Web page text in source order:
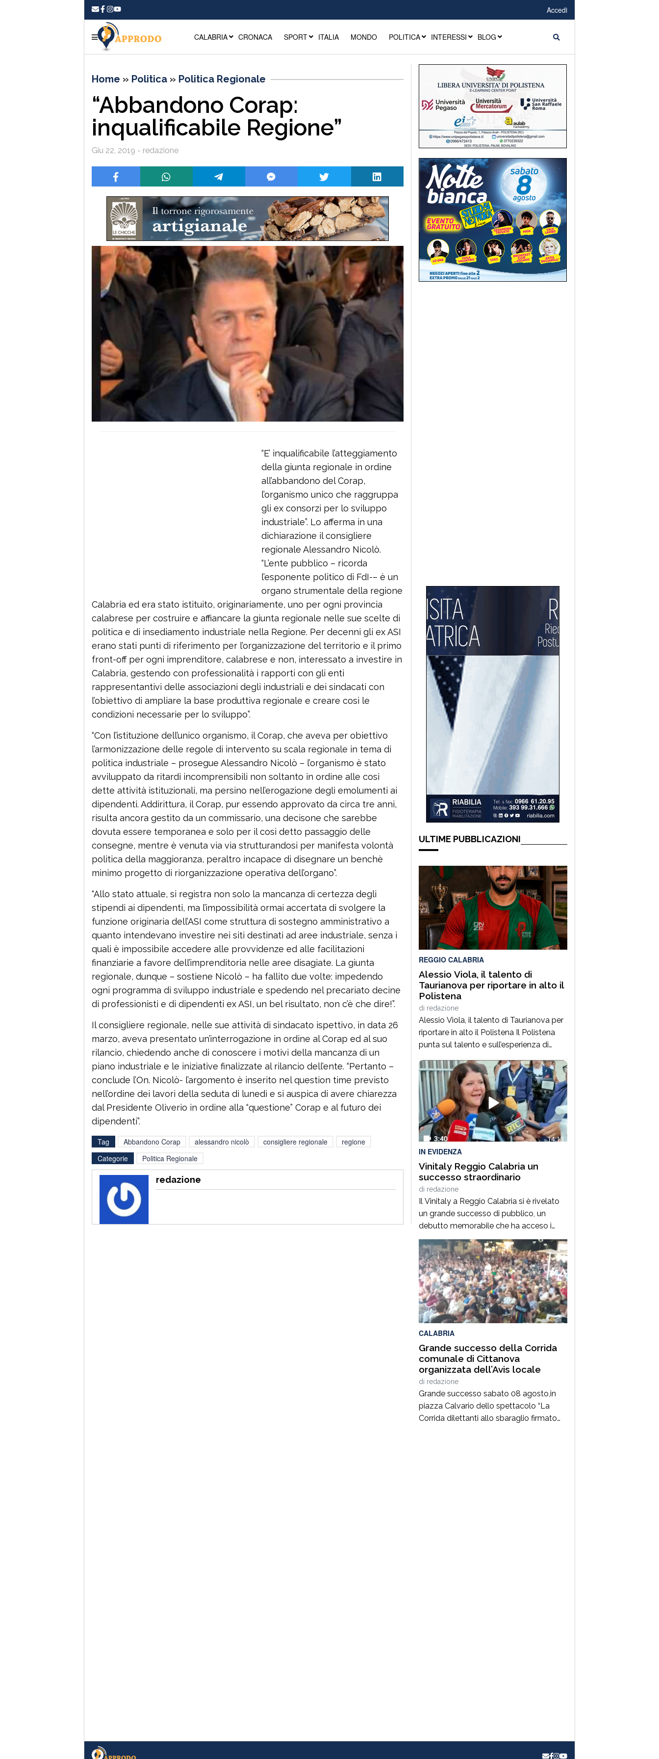
Accedi
CALABRIA CRONACA SPORT ITALIA MONDO POLITICA INTERESSI BLOG
Home » Politica » Politica Regionale
“Abbandono Corap:
inqualificabile Regione”
Giu 22, 2019 - redazione
“E’ inqualificabile l’atteggiamento
della giunta regionale in ordine
all’abbandono del Corap,
l’organismo unico che raggruppa
gli ex consorzi per lo sviluppo
industriale”. Lo afferma in una
dichiarazione il consigliere
regionale Alessandro Nicolò.
“L’ente pubblico – ricorda
l’esponente politico di FdI-– è un
organo strumentale della regione
Calabria ed era stato istituito, originariamente, uno per ogni provincia
calabrese per costruire e affiancare la giunta regionale nelle sue scelte di
politica e di insediamento industriale nella Regione. Per decenni gli ex ASI
erano stati punti di riferimento per l’organizzazione del territorio e il primo
front-off per ogni imprenditore, calabrese e non, interessato a investire in
Calabria, gestendo con professionalità i rapporti con gli enti
rappresentantivi delle associazioni degli industriali e dei sindacati con
l’obiettivo di ampliare la base produttiva regionale e creare cosi le
condizioni necessarie per lo sviluppo”.
“Con l’istituzione dell’unico organismo, il Corap, che aveva per obiettivo
l’armonizzazione delle regole di intervento su scala regionale in tema di
politica industriale – prosegue Alessandro Nicolò – l’organismo è stato
avviluppato da ritardi incomprensibili non soltanto in ordine alle cosi
dette attività istituzionali, ma persino nell’erogazione degli emolumenti ai
dipendenti. Addirittura, il Corap, pur essendo approvato da circa tre anni,
risulta ancora gestito da un commissario, una decisone che sarebbe
dovuta essere temporanea e solo per il così detto passaggio delle
consegne, mentre è venuta via via strutturandosi per manifesta volontà
politica della maggioranza, peraltro incapace di disegnare un benchè
minimo progetto di riorganizzazione operativa dell’organo”.
“Allo stato attuale, si registra non solo la mancanza di certezza degli
stipendi ai dipendenti, ma l’impossibilità ormai accertata di svolgere la
funzione originaria dell’ASI come struttura di sostegno amministrativo a
quanto intendevano investire nei siti destinati ad aree industriale, senza i
quali è impossibile accedere alle provvidenze ed alle facilitazioni
finanziarie a favore dell’imprenditoria nelle aree disagiate. La giunta
regionale, dunque – sostiene Nicolò – ha fallito due volte: impedendo
ogni programma di sviluppo industriale e spedendo nel precariato decine
di professionisti e di dipendenti ex ASI, un bel risultato, non c’è che dire!”.
Il consigliere regionale, nelle sue attività di sindacato ispettivo, in data 26
marzo, aveva presentato un’interrogazione in ordine al Corap ed al suo
rilancio, chiedendo anche di conoscere i motivi della mancanza di un
piano industriale e le iniziative finalizzate al rilancio dell’ente. “Pertanto –
conclude l’On. Nicolò- l’argomento è inserito nel question time previsto
nell’ordine dei lavori della seduta di lunedì e si auspica di avere chiarezza
dal Presidente Oliverio in ordine alla “questione” Corap e al futuro dei
dipendenti”.
Tag Abbandono Corap alessandro nicolò consigliere regionale
regione
Categorie
Politica Regionale
redazione
ULTIME PUBBLICAZIONI
REGGIO CALABRIA
Alessio Viola, il talento di
Taurianova per riportare in alto il
Polistena
di redazione
Alessio Viola, il talento di Taurianova per
riportare in alto il Polistena Il Polistena
punta sul talento e sull’esperienza di
ambizioni. Il giocatore, protagonista di un
percorso importante tra Serie B e Serie C,
arriva con l’obiettivo di mettere qualità e
determinazione al servizio dello Sporting
Club Polistena.Insieme al […]
IN EVIDENZA
Vinitaly Reggio Calabria un
successo straordinario
di redazione
Il Vinitaly a Reggio Calabria si è rivelato
un grande successo di pubblico, un
debutto memorabile che ha acceso i
riflettori sulle eccellenze vitivinicole
calabresi. Oltre 500 le aziende presenti.
«Abbiamo riacceso i motori della nostra
terra», ha commentato il governatore
della Calabria, Roberto Occhiuto,
sottolineando come la kermesse
rappresenti un’occasione imperdibile per
valorizzare identità, […]
CALABRIA
Grande successo della Corrida
comunale di Cittanova
organizzata dell’Avis locale
di redazione
Grande successo sabato 08 agosto,in
piazza Calvario dello spettacolo “La
Corrida dilettanti allo sbaraglio firmato